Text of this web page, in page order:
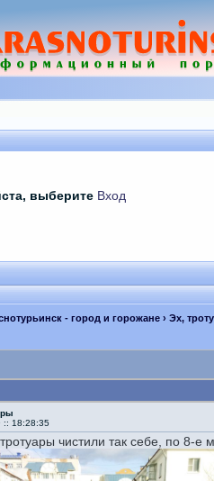
выберите Вход
- город и горожане› Эх,
:: 18:28:35
чистили так себе, по 8-е